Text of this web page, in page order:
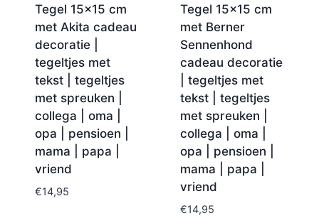
Tegel 15×15 cm
met Akita cadeau
decoratie |
tegeltjes met
tekst | tegeltjes
met spreuken |
collega | oma |
opa | pensioen |
mama | papa |
vriend
€14,95
Tegel 15×15 cm
met Berner
Sennenhond
cadeau decoratie
| tegeltjes met
tekst | tegeltjes
met spreuken |
collega | oma |
opa | pensioen |
mama | papa |
vriend
€14,95